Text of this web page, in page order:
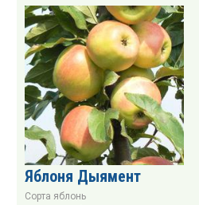
Яблоня Дыямент
Сорта яблонь